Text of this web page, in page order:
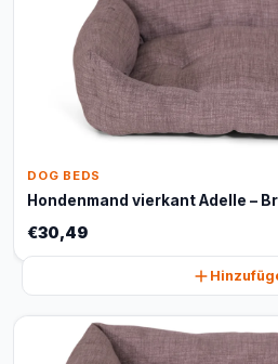
DOG BEDS
Hondenmand vierkant Adelle –
€30,49